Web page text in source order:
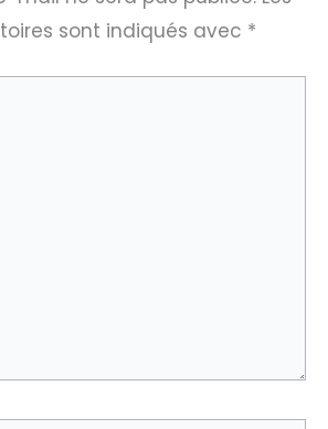
sont indiqués avec *